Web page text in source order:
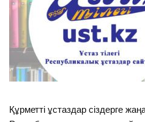
Құрметті ұстаздар сіздерге